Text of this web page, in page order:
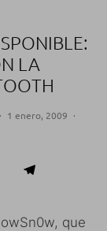
LA
· 1 enero, 2009 ·
que